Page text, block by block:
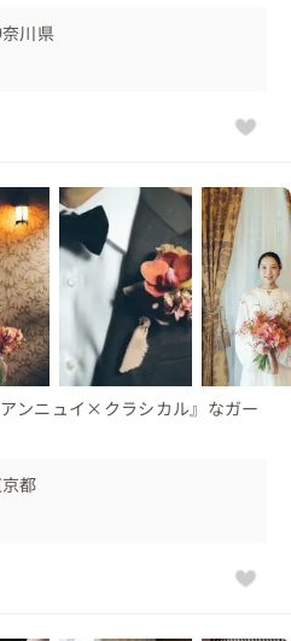
川県
ンニュイ×クラシカル』なガー
都